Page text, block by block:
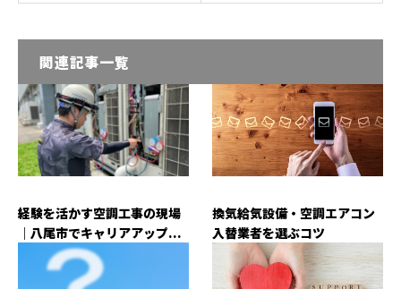
関連記事一覧
経験を活かす空調工事の現場
｜八尾市でキャリアアップ...
換気給気設備・空調エアコン
入替業者を選ぶコツ